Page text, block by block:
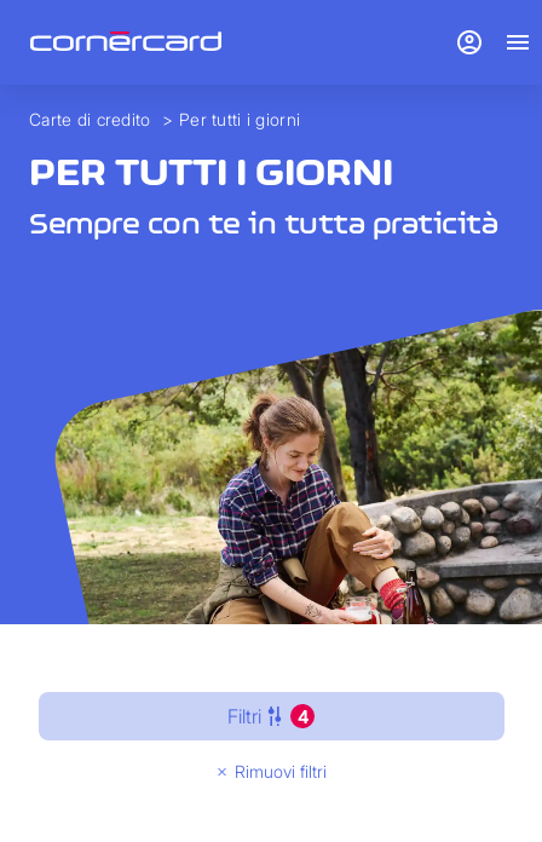
Carte di credito > Per tutti i giorni
PER TUTTI I GIORNI
Sempre con te in tutta praticità
Filtri 4
Rimuovi filtri
account_circle menu